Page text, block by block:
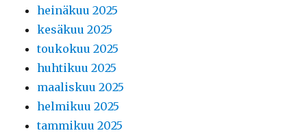
heinäkuu 2025
kesäkuu 2025
toukokuu 2025
huhtikuu 2025
maaliskuu 2025
helmikuu 2025
tammikuu 2025